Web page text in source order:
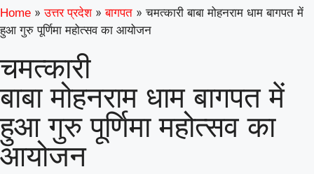
पुरस्कार’ युवा शक्ति को समर्पित करेंगे अमन | वरिष्ठ
शिक्षाविद् डॉ. सत्यवीर सिंह को समग्र शिक्षा
(माध्यमिक) के जिला समन्वयक का प्रभार
वर्ल्ड रिकॉर्ड की खुशी से गूंजा माय भारत केंद्र, युवाओं
ने कहा- यह हमारी पीढ़ी की उपलब्धि | माय भारत से
Home » उत्तर प्रदेश » बागपत » चमत्कारी बाबा मोहनराम धाम बागपत में
हुआ गुरु पूर्णिमा महोत्सव का आयोजन
चमत्कारी
बाबा मोहनराम धाम बागपत में
हुआ गुरु पूर्णिमा महोत्सव का
आयोजन